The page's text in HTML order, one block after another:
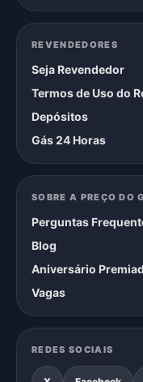
REVENDEDORES
Seja Revendedor
Termos de Uso do
Depósitos
Gás 24 Horas
SOBRE A PREÇO DO
Perguntas
Blog
Aniversário
Vagas
REDES SOCIAIS